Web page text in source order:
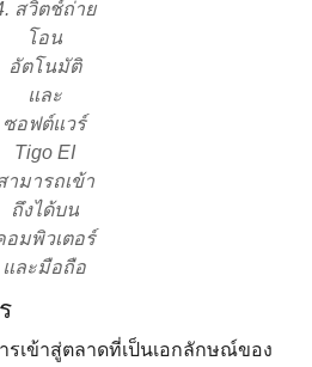
สวิตช์ถ่าย
โอน
อัตโนมัติ
และ
ซอฟต์แวร์
Tigo EI
ามารถเข้า
ถึงได้บน
อมพิวเตอร์
และมือถือ
รเข้าสู่ตลาดที่เป็นเอกลักษณ์ของ